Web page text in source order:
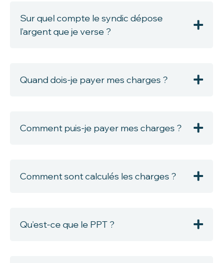
Sur quel compte le syndic dépose
l’argent que je verse ?
Quand dois-je payer mes charges ?
Comment puis-je payer mes charges ?
Comment sont calculés les charges ?
Qu’est-ce que le PPT ?